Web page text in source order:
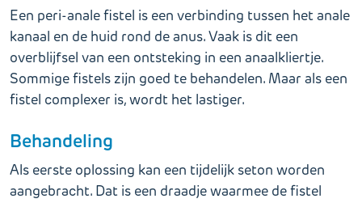
Een peri-anale fistel is een verbinding tussen het anale
kanaal en de huid rond de anus. Vaak is dit een
overblijfsel van een ontsteking in een anaalkliertje.
Sommige fistels zijn goed te behandelen. Maar als een
fistel complexer is, wordt het lastiger.
Behandeling
Als eerste oplossing kan een tijdelijk seton worden
aangebracht. Dat is een draadje waarmee de fistel